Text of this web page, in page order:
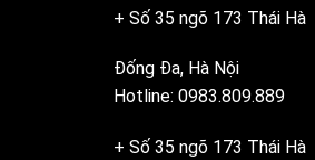
+ Số 35 ngõ 173 Thái Hà
Đống Đa, Hà Nội
Hotline: 0983.809.889
+ Số 35 ngõ 173 Thái Hà